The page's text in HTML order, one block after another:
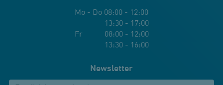
Mo - Do 08:00 - 12:00
13:30 - 17:00
Fr 08:00 - 12:00
13:30 - 16:00
Newsletter